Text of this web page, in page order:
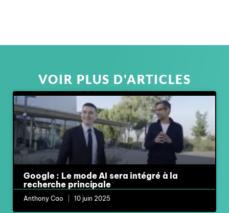
VOIR PLUS D'ARTICLES
Google : Le mode AI sera intégré à la
recherche principale
Anthony Cao 10 juin 2025